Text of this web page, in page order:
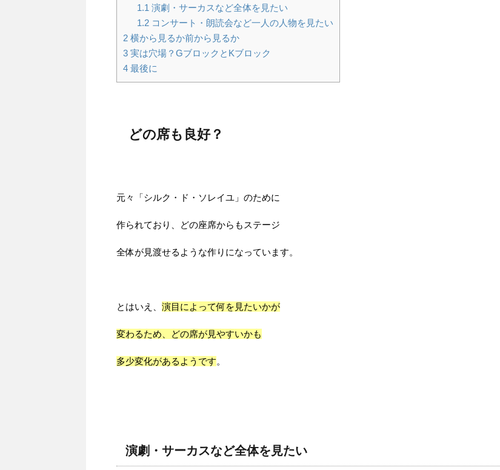
1.1 演劇・サーカスなど全体を見たい
1.2コンサート・朗読会など一人の人物を見たい
2 横から見るか前から見るか
3 実は穴場？GブロックとKブロック
4 最後に
どの席も良好？
元々「シルク・ド・ソレイユ」のために
作られており、どの座席からもステージ
全体が見渡せるような作りになっています。
とはいえ、 演目によって何を見たいかが
変わるため、どの席が見やすいかも
多少変化があるようです。
演劇・サーカスなど全体を見たい